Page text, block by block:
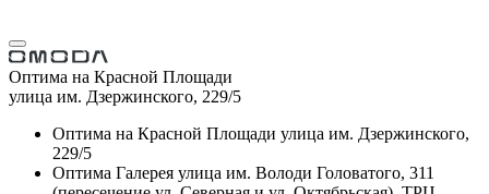
Оптима на Красной Площади
улица им. Дзержинского, 229/5
Оптима на Красной Площади улица им. Дзержинского,
229/5
Оптима Галерея улица им. Володи Головатого, 311